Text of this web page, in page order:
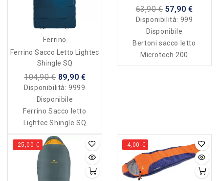
Ferrino
Ferrino Sacco Letto Lightec
Shingle SQ
104,90 € 89,90 €
Disponibilità:9999
Disponibile
Ferrino Sacco letto
Lightec Shingle SQ
63,90 € 57,90 €
Disponibilità: 999
Disponibile
Bertoni sacco letto
Microtech 200
-25,00 € -4,00 €